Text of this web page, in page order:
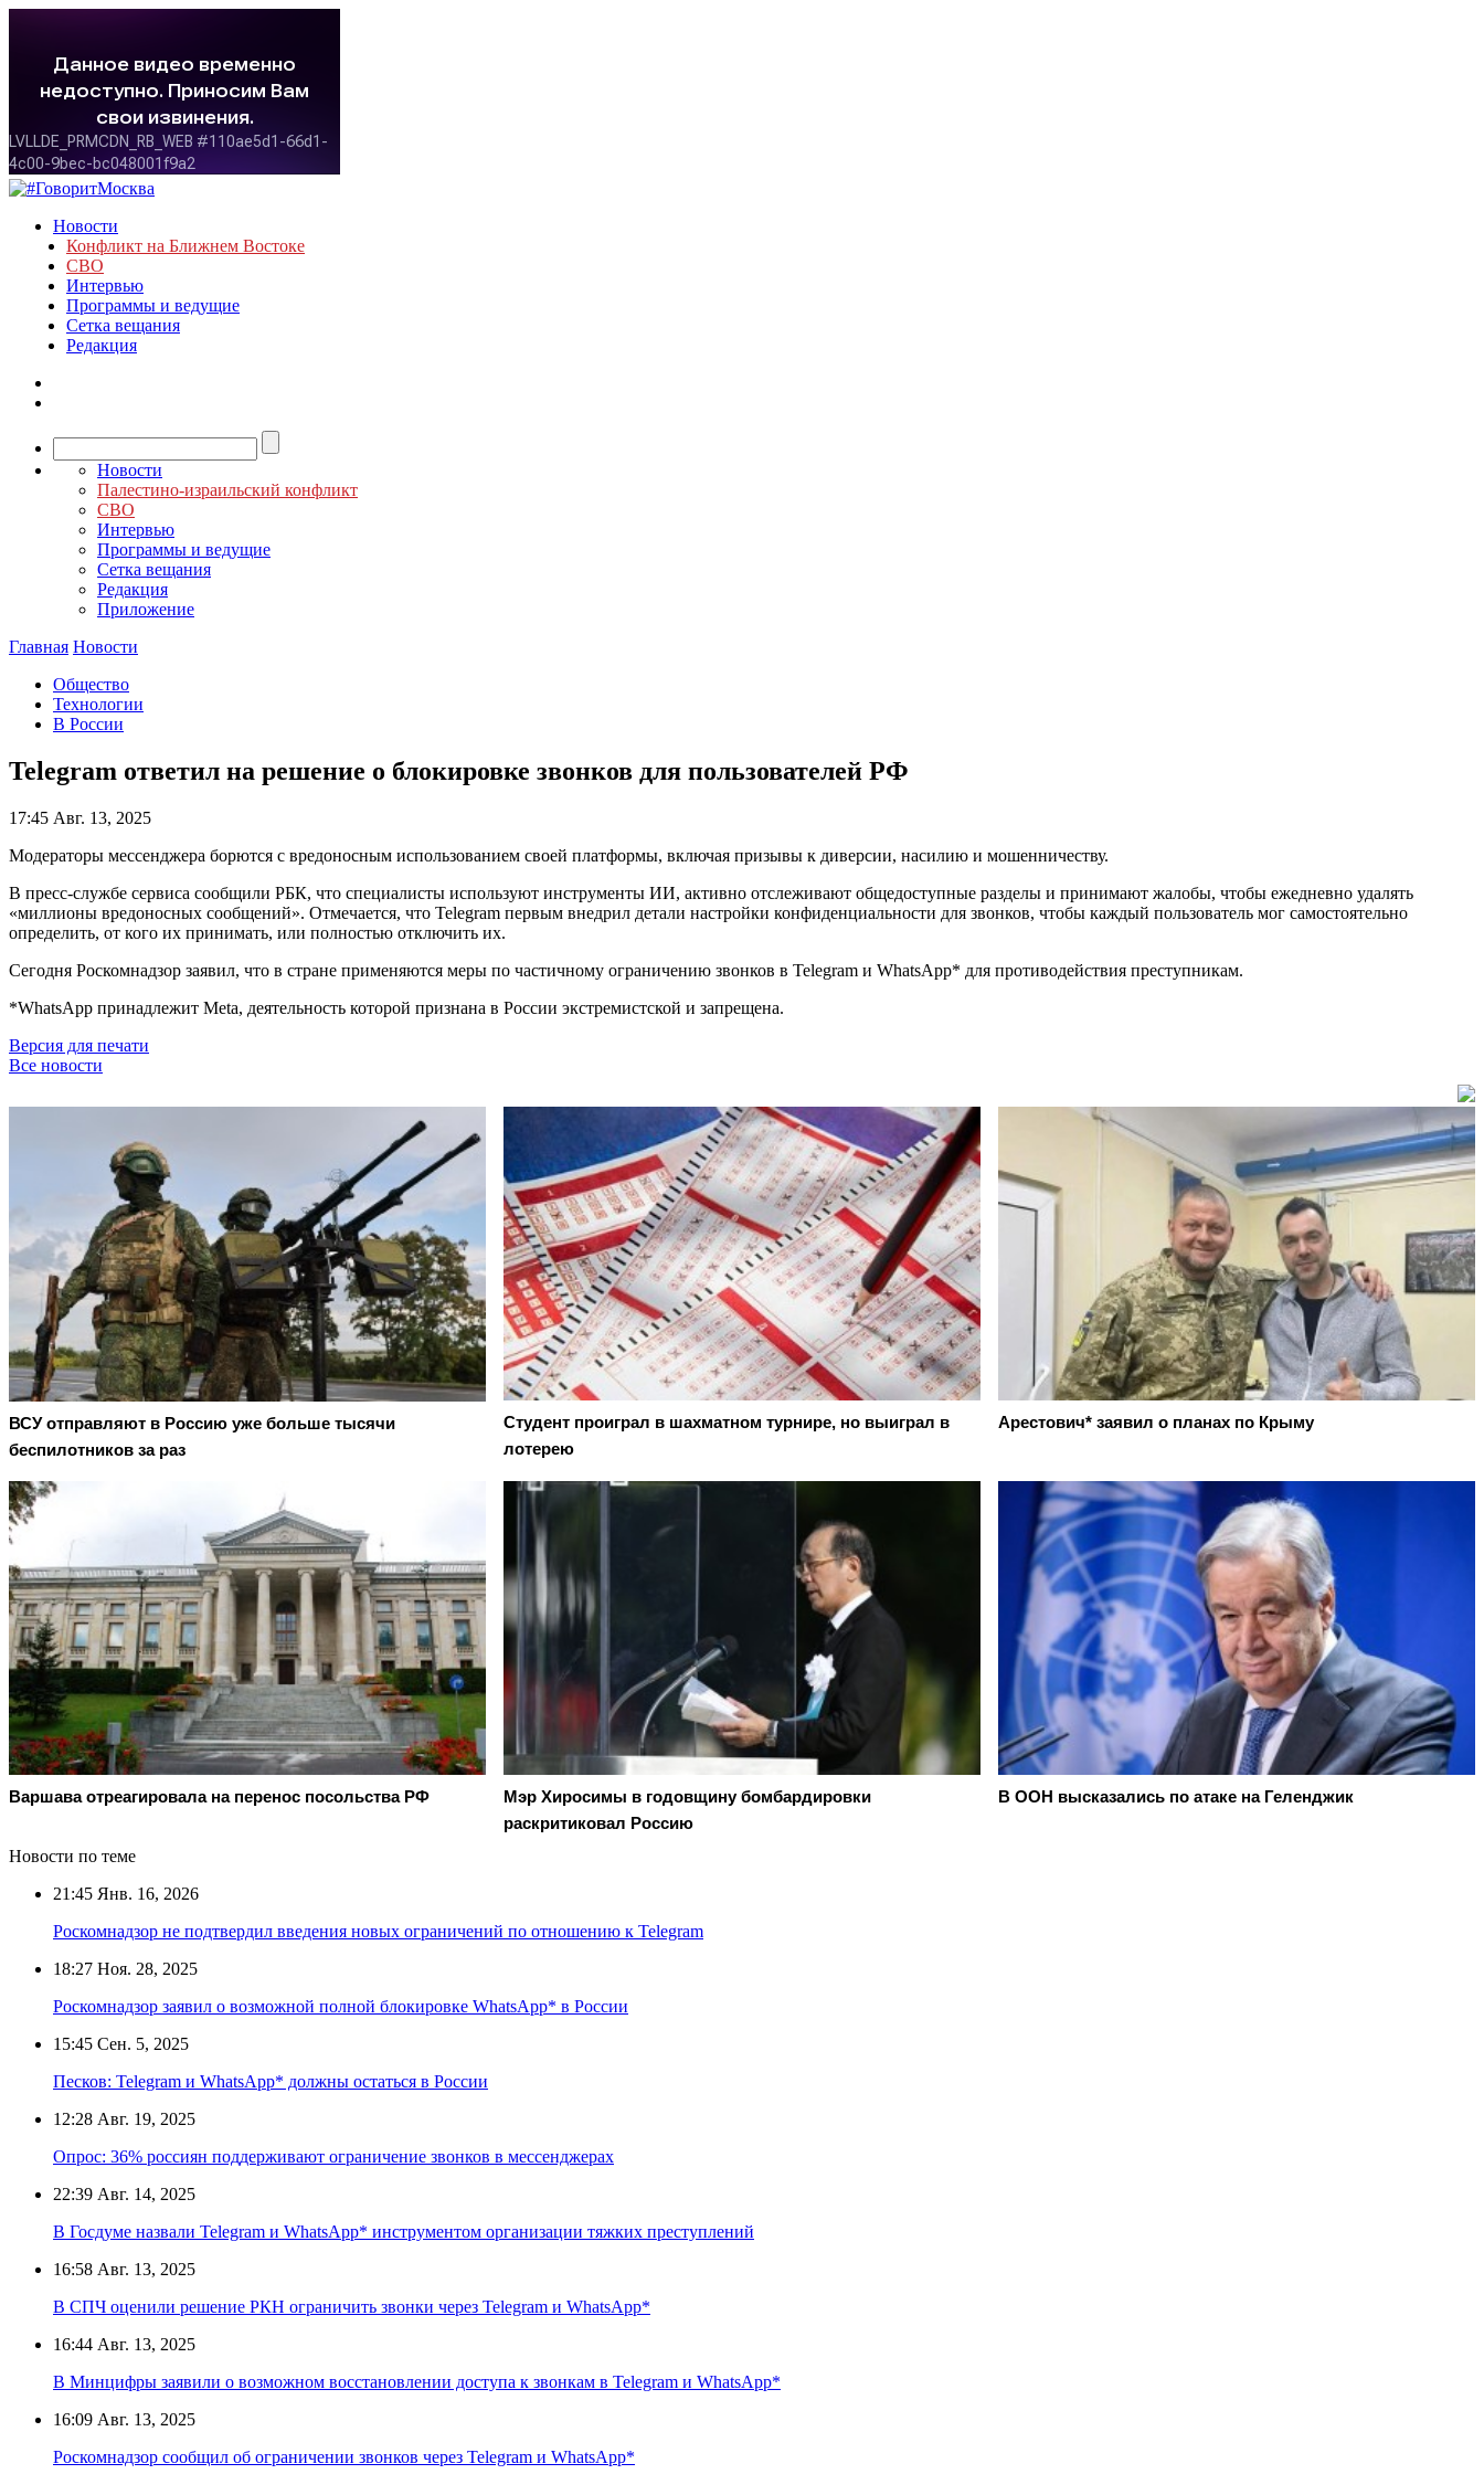
Новости
Конфликт на Ближнем Востоке
СВО
Интервью
Программы и ведущие
Сетка вещания
Редакция
Новости
Палестино-израильский конфликт
СВО
Интервью
Программы и ведущие
Сетка вещания
Редакция
Приложение
Главная Новости
Общество
Технологии
В России
Telegram ответил на решение о блокировке звонков для пользователей РФ
17:45 Авг. 13, 2025
Модераторы мессенджера борются с вредоносным использованием своей платформы, включая призывы к диверсии, насилию и мошенничеству.
В пресс-службе сервиса сообщили РБК, что специалисты используют инструменты ИИ, активно отслеживают общедоступные разделы и принимают жалобы, чтобы ежедневно удалять
«миллионы вредоносных сообщений». Отмечается, что Telegram первым внедрил детали настройки конфиденциальности для звонков, чтобы каждый пользователь мог самостоятельно
определить, от кого их принимать, или полностью отключить их.
Сегодня Роскомнадзор заявил, что в стране применяются меры по частичному ограничению звонков в Telegram и WhatsApp* для противодействия преступникам.
*WhatsApp принадлежит Meta, деятельность которой признана в России экстремистской и запрещена.
Версия для печати
Все новости
ВСУ отправляют в Россию уже больше тысячи
беспилотников за раз
Студент проиграл в шахматном турнире, но выиграл в
лотерею
Арестович* заявил о планах по Крыму
Варшава отреагировала на перенос посольства РФ
Мэр Хиросимы в годовщину бомбардировки
раскритиковал Россию
В ООН высказались по атаке на Геленджик
Новости по теме
21:45 Янв. 16, 2026
Роскомнадзор не подтвердил введения новых ограничений по отношению к Telegram
18:27 Ноя. 28, 2025
Роскомнадзор заявил о возможной полной блокировке WhatsApp* в России
15:45 Сен. 5, 2025
Песков: Telegram и WhatsApp* должны остаться в России
12:28 Авг. 19, 2025
Опрос: 36% россиян поддерживают ограничение звонков в мессенджерах
22:39 Авг. 14, 2025
В Госдуме назвали Telegram и WhatsApp* инструментом организации тяжких преступлений
16:58 Авг. 13, 2025
В СПЧ оценили решение РКН ограничить звонки через Telegram и WhatsApp*
16:44 Авг. 13, 2025
В Минцифры заявили о возможном восстановлении доступа к звонкам в Telegram и WhatsApp*
16:09 Авг. 13, 2025
Роскомнадзор сообщил об ограничении звонков через Telegram и WhatsApp*